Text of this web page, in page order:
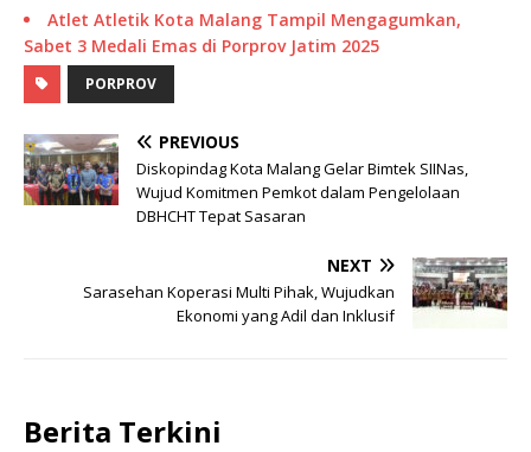
Atlet Atletik Kota Malang Tampil Mengagumkan,
Sabet 3 Medali Emas di Porprov Jatim 2025
PORPROV
PREVIOUS
Diskopindag Kota Malang Gelar Bimtek SIINas,
Wujud Komitmen Pemkot dalam Pengelolaan
DBHCHT Tepat Sasaran
NEXT
Sarasehan Koperasi Multi Pihak, Wujudkan
Ekonomi yang Adil dan Inklusif
Berita Terkini